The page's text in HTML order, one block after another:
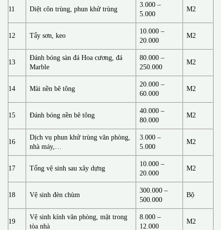
11 Diệt côn trùng, phun khử trùng
3.000 –
5.000
M2
12 Tẩy sơn, keo
10.000 –
20.000
M2
13
Đánh bóng sàn đá Hoa cương, đá
Marble
80.000 –
250.000
M2
14 Mài nền bê tông
20.000 –
60.000
M2
15 Đánh bóng nền bê tông
40.000 –
80.000
M2
16
Dịch vụ phun khử trùng văn phòng,
nhà máy,…
3.000 –
5.000
M2
17 Tổng vệ sinh sau xây dựng
10.000 –
20.000
M2
18 Vệ sinh đèn chùm
300.000 –
500.000
Bộ
19
Vệ sinh kính văn phòng, mặt trong
tòa nhà
8.000 –
12.000
M2